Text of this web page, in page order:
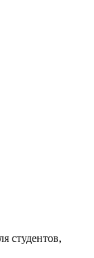
студентов,